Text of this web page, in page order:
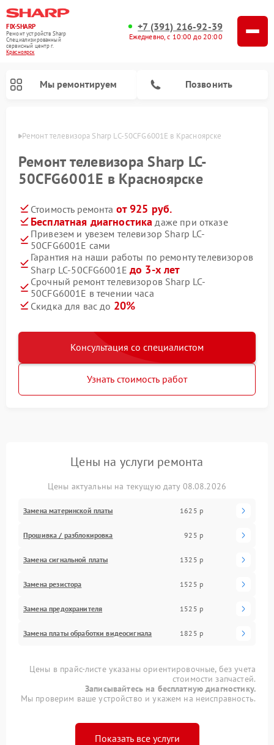
FIX-SHARP
Ремонт устройств Sharp
Специализированный
cервисный центр г.
Красноярск
+7 (391) 216-92-39
Ежедневно, с 10:00 до 20:00
Мы ремонтируем Позвонить
Ремонт телевизора Sharp LC-50CFG6001E в Красноярске
Ремонт телевизора Sharp LC-
50CFG6001E в Красноярске
Стоимость ремонта от 925 руб.
Бесплатная диагностика даже при отказе
Привезем и увезем телевизор Sharp LC-
50CFG6001E сами
Гарантия на наши работы по ремонту телевизоров
Sharp LC-50CFG6001E до 3-х лет
Срочный ремонт телевизоров Sharp LC-
50CFG6001E в течении часа
Скидка для вас до 20%
Консультация со специалистом
Узнать стоимость работ
Цены на услуги ремонта
Цены актуальны на текущую дату 08.08.2026
Замена материнской платы 1625 р
Прошивка / разблокировка 925 р
Замена сигнальной платы 1325 р
Замена резистора 1525 р
Замена предохранителя 1525 р
Замена платы обработки видеосигнала 1825 р
Цены в прайс-листе указаны ориентировочные, без учета
стоимости запчастей.
Записывайтесь на бесплатную диагностику.
Мы проверим ваше устройство и укажем на неисправность.
Показать все услуги